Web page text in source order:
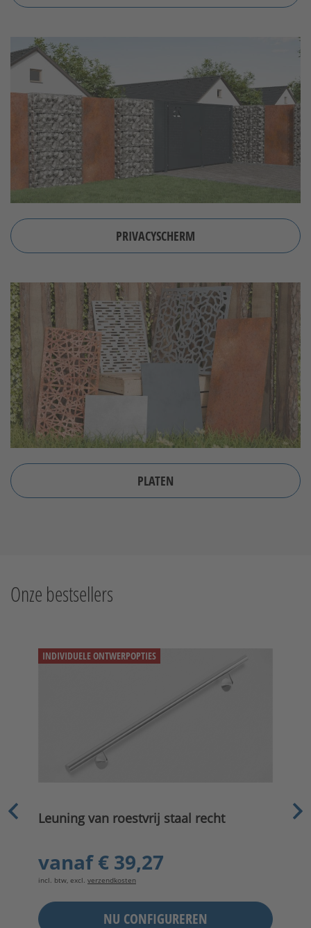
PRIVACYSCHERM
PLATEN
Onze bestsellers
INDIVIDUELE ONTWERPOPTIES
Leuning van roestvrij staal recht
vanaf€ 39,27
incl. btw, excl. verzendkosten
NU CONFIGUREREN